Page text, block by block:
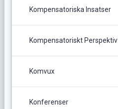
Kompensatoriska Insatser
Kompensatoriskt Perspektiv
Komvux
Konferenser